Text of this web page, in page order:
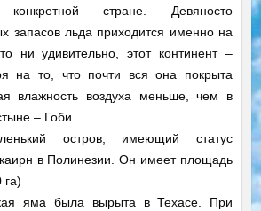
конкретной стране. Девяносто
запасов льда приходится именно на
ни удивительно, этот континент –
на то, что почти вся она покрыта
влажность воздуха меньше, чем в
– Гоби.
остров, имеющий статус
в Полинезии. Он имеет площадь
га)
яма была вырыта в Техасе. При